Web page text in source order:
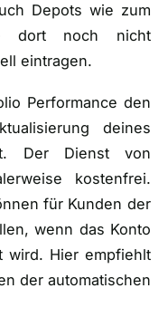
Depots wie zum
dort noch nicht
eintragen.
Performance den
deines
Der Dienst von
kostenfrei.
für Kunden der
wenn das Konto
wird. Hier empfiehlt
der automatischen